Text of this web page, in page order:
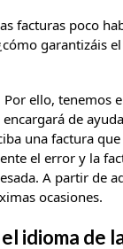
facturas poco
garantizáis
Por ello, tenemos
de
una factura
el error y la
A partir de
ocasiones.
idioma de